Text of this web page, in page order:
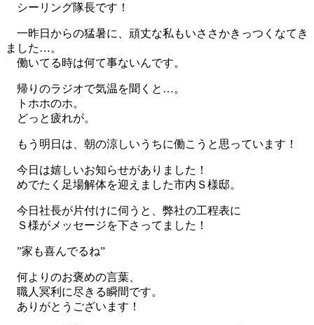
シーリング隊長です！
一昨日からの猛暑に、頑丈な私もいささかきっつくなてき
ました…。
働いてる時は何て事ないんです。
帰りのラジオで気温を聞くと…。
トホホのホ。
どっと疲れが。
もう明日は、朝の涼しいうちに働こうと思っています！
今日は嬉しいお知らせがありました！
めでたく足場解体を迎えました市内Ｓ様邸。
今日社長が片付けに伺うと、弊社の工程表に
Ｓ様がメッセージを下さってました！
”家も喜んでるね”
何よりのお褒めの言葉、
職人冥利に尽きる瞬間です。
ありがとうございます！